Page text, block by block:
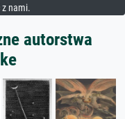
nami.
autorstwa